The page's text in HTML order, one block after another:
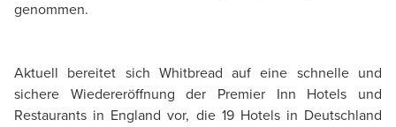
genommen.
Aktuell bereitet sich Whitbread auf eine schnelle und
sichere Wiedereröffnung der Premier Inn Hotels und
Restaurants in England vor, die 19 Hotels in Deutschland